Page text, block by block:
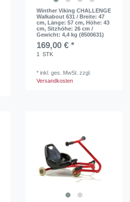
Winther Viking CHALLENGE
Walkabout 631 / Breite: 47
cm, Länge: 57 cm, Höhe: 43
cm, Sitzhöhe: 26 cm /
Gewicht: 4,4 kg (8500631)
169,00 € *
1 STK
*inkl. ges. MwSt. zzgl.
Versandkosten